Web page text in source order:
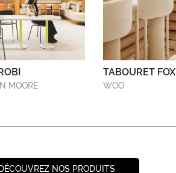
MOORE
TABOURET FOX
WOO
DÉCOUVREZ NOS PRODUITS